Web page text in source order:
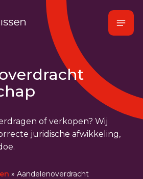
of verkopen? Wij
juridische afwikkeling,
» Aandelenoverdracht